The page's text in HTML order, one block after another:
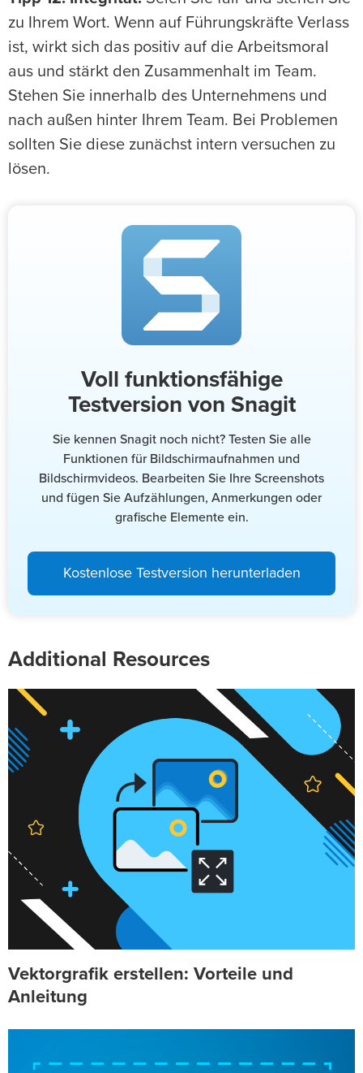
zu Ihrem Wort. Wenn auf Führungskräfte Verlass
ist, wirkt sich das positiv auf die Arbeitsmoral
aus und stärkt den Zusammenhalt im Team.
Stehen Sie innerhalb des Unternehmens und
nach außen hinter Ihrem Team. Bei Problemen
sollten Sie diese zunächst intern versuchen zu
lösen.
Voll funktionsfähige
Testversion von Snagit
Sie kennen Snagit noch nicht? Testen Sie alle
Funktionen für Bildschirmaufnahmen und
Bildschirmvideos. Bearbeiten Sie Ihre Screenshots
und fügen Sie Aufzählungen, Anmerkungen oder
grafische Elemente ein.
Kostenlose Testversion herunterladen
Additional Resources
Vektorgrafik erstellen: Vorteile und
Anleitung